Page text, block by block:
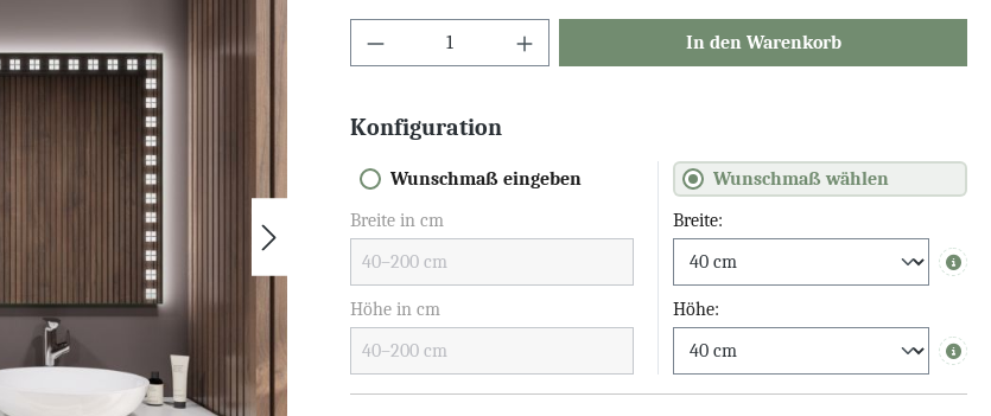
In den Warenkorb
Konfiguration
Wunschmaß eingeben
Breite in cm
Höhe in cm
Wunschmaß wählen
Breite:
Info
Höhe:
Info